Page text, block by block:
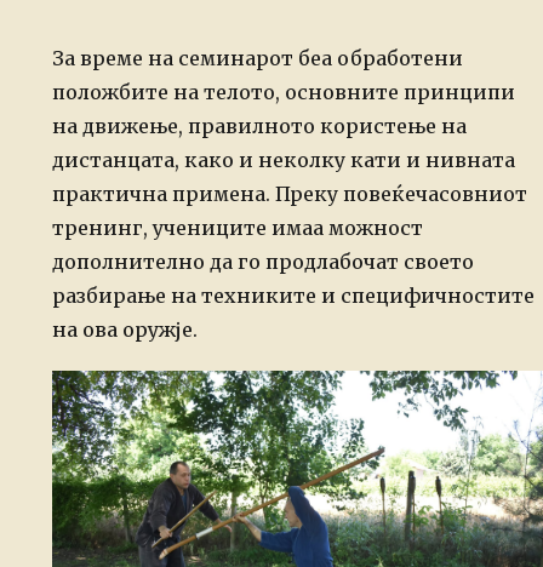
За време на семинарот беа обработени
положбите на телото, основните принципи
на движење, правилното користење на
дистанцата, како и неколку кати и нивната
практична примена. Преку повеќечасовниот
тренинг, учениците имаа можност
дополнително да го продлабочат своето
разбирање на техниките и специфичностите
на ова оружје.